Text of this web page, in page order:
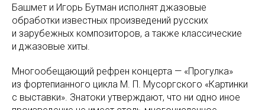
Башмет и Игорь Бутман исполнят джазовые
обработки известных произведений русских
и зарубежных композиторов, а также классические
и джазовые хиты.
Многообещающий рефрен концерта — «Прогулка»
из фортепианного цикла М. П. Мусоргского «Картинки
с выставки». Знатоки утверждают, что ни одно иное